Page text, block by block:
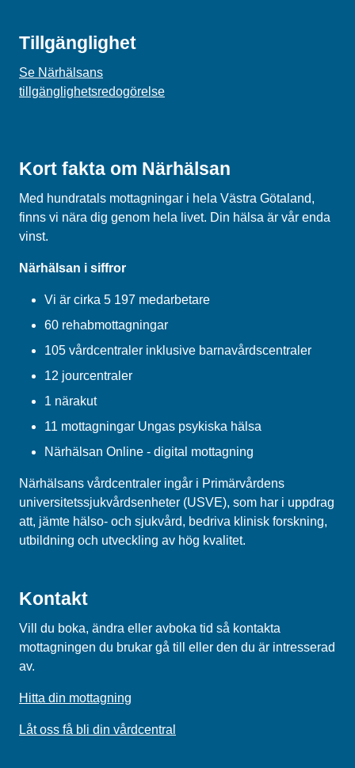
Tillgänglighet
Se Närhälsans
tillgänglighetsredogörelse
Kort fakta om Närhälsan
Med hundratals mottagningar i hela Västra Götaland,
finns vi nära dig genom hela livet. Din hälsa är vår enda
vinst.
Närhälsan i siffror
Vi är cirka 5 197 medarbetare
60 rehabmottagningar
105 vårdcentraler inklusive barnavårdscentraler
12 jourcentraler
1 närakut
11 mottagningar Ungas psykiska hälsa
Närhälsan Online - digital mottagning
Närhälsans vårdcentraler ingår i Primärvårdens
universitetssjukvårdsenheter (USVE), som har i uppdrag
att, jämte hälso- och sjukvård, bedriva klinisk forskning,
utbildning och utveckling av hög kvalitet.
Kontakt
Vill du boka, ändra eller avboka tid så kontakta
mottagningen du brukar gå till eller den du är intresserad
av.
Hitta din mottagning
Låt oss få bli din vårdcentral